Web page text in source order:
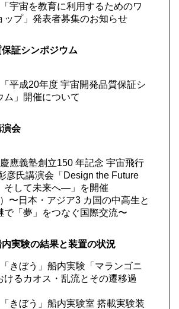
宇宙を教育に利用するためのワ
ップ」発表者募集のお知らせ
証シンポジウム
平成20年度 宇宙開発品質保証シ
ム」開催について
会
應義塾創立150 年記念 宇宙飛行
彦氏講演会「Design the Future
して未来へ―」を開催
）〜日本・アジア3 カ国の中高生と
で「夢」をつなぐ国際交流〜
内実験の結果と装置の状況
きぼう」船内実験「マランゴニ
けるカオス・乱流とその遷移過
きぼう」船内実験室 搭載実験装